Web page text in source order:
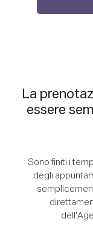
La
essere
Sono finiti i
degli